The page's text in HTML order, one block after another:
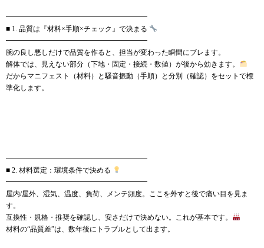
━━━━━━━━━━━━━━━━━━━━
■ 1. 品質は『材料×手順×チェック』で決まる
━━━━━━━━━━━━━━━━━━━━
腕の良し悪しだけで品質を作ると、担当が変わった瞬間にブレます。
解体では、見えない部分（下地・固定・接続・数値）が後から効きます。
だからマニフェスト（材料）と騒音振動（手順）と分別（確認）をセットで標
準化します。
━━━━━━━━━━━━━━━━━━━━
■ 2. 材料選定：環境条件で決める
━━━━━━━━━━━━━━━━━━━━
屋内/屋外、湿気、温度、負荷、メンテ頻度。ここを外すと後で痛い目を見ま
す。
互換性・規格・推奨を確認し、安さだけで決めない。これが基本です。
材料の“品質差”は、数年後にトラブルとして出ます。